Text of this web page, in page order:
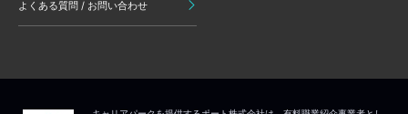
よくある質問 / お問い合わせ